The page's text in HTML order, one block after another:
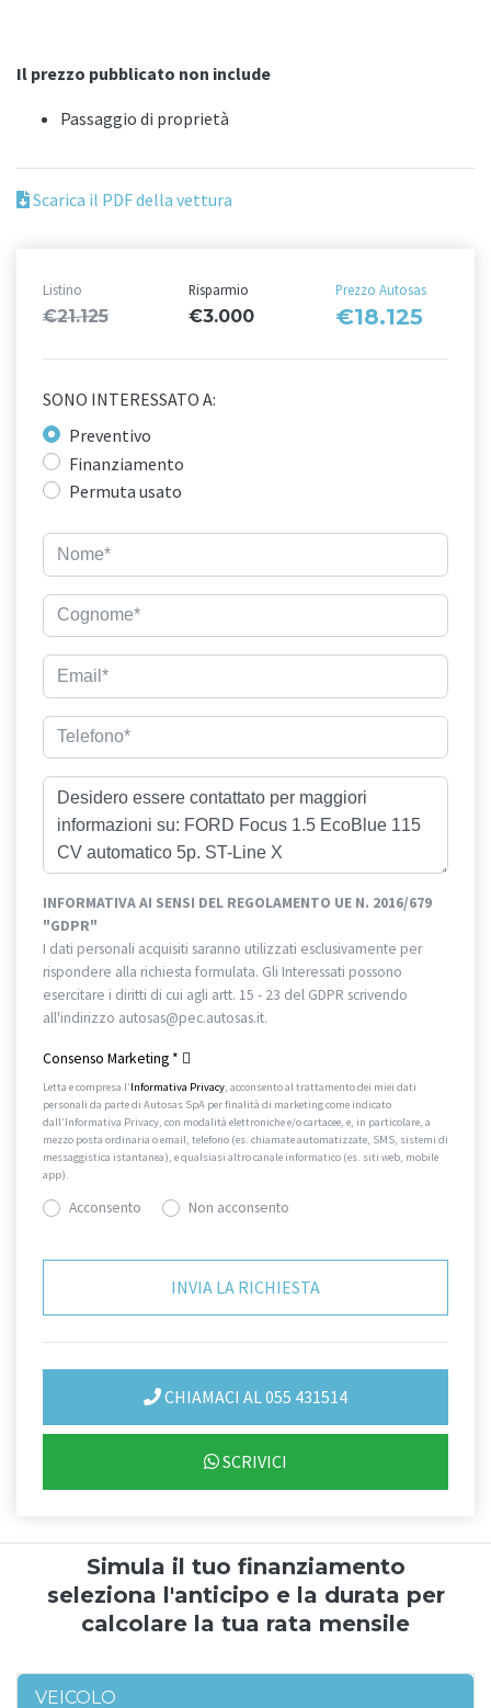
Il prezzo pubblicato non include
Passaggio di proprietà
Scarica il PDF della vettura
Listino
€21.125
Risparmio
€3.000
Prezzo Autosas
€18.125
SONO INTERESSATO A:
Preventivo
Finanziamento
Permuta usato
INFORMATIVA AI SENSI DEL REGOLAMENTO UE N. 2016/679
"GDPR"
I dati personali acquisiti saranno utilizzati esclusivamente per
rispondere alla richiesta formulata. Gli Interessati possono
esercitare i diritti di cui agli artt. 15 - 23 del GDPR scrivendo
all'indirizzo autosas@pec.autosas.it.
Consenso Marketing *
Letta e compresa l’Informativa Privacy, acconsento al trattamento dei miei dati
personali da parte di Autosas SpA per finalità di marketing come indicato
dall’Informativa Privacy, con modalità elettroniche e/o cartacee, e, in particolare, a
mezzo posta ordinaria o email, telefono (es. chiamate automatizzate, SMS, sistemi di
messaggistica istantanea), e qualsiasi altro canale informatico (es. siti web, mobile
app).
Acconsento Non acconsento
CHIAMACI AL 055 431514
SCRIVICI
Simula il tuo finanziamento
seleziona l'anticipo e la durata per
calcolare la tua rata mensile
VEICOLO